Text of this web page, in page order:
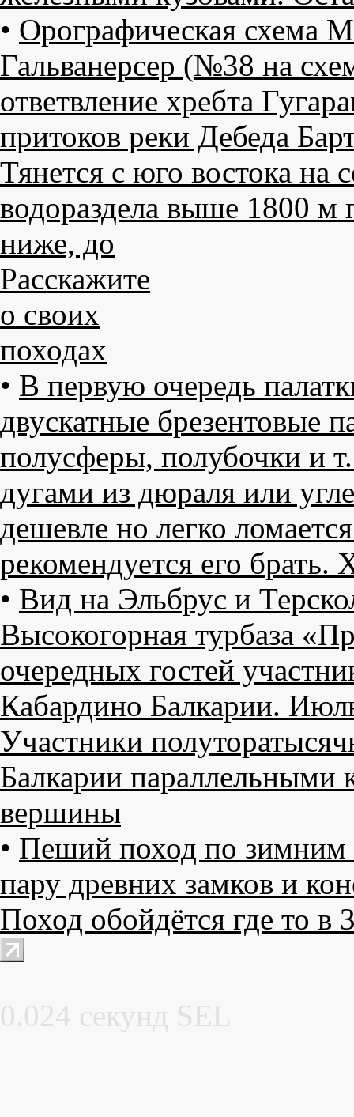
• Орографическая схема
Гальванерсер (№38 на
ответвление хребта
притоков реки Дебеда
Тянется с юго востока на
водораздела выше 1800 м
ниже, до
Расскажите
о своих
походах
• В первую очередь
двускатные брезентовые
полусферы, полубочки и
дугами из дюраля или
дешевле но легко
рекомендуется его брать.
• Вид на Эльбрус и
Высокогорная турбаза
очередных гостей
Кабардино Балкарии.
Участники
Балкарии параллельными
вершины
• Пеший поход по зимним
пару древних замков и
Поход обойдётся где то в
0.024 секунд SEL